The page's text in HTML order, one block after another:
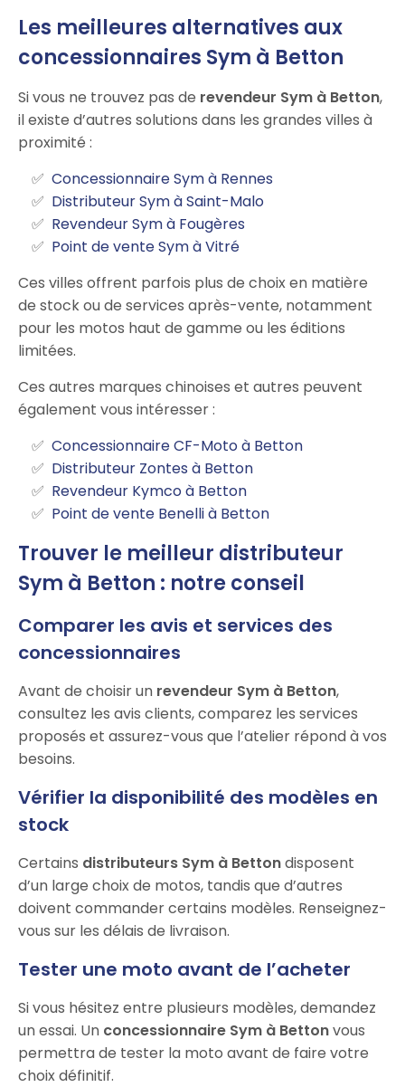
Les meilleures alternatives aux
concessionnaires Sym à Betton
Si vous ne trouvez pas de revendeur Sym à Betton,
il existe d’autres solutions dans les grandes villes à
proximité :
Concessionnaire Sym à Rennes
Distributeur Sym à Saint-Malo
Revendeur Sym à Fougères
Point de vente Sym à Vitré
Ces villes offrent parfois plus de choix en matière
de stock ou de services après-vente, notamment
pour les motos haut de gamme ou les éditions
limitées.
Ces autres marques chinoises et autres peuvent
également vous intéresser :
Concessionnaire CF-Moto à Betton
Distributeur Zontes à Betton
Revendeur Kymco à Betton
Point de vente Benelli à Betton
Trouver le meilleur distributeur
Sym à Betton : notre conseil
Comparer les avis et services des
concessionnaires
Avant de choisir un revendeur Sym à Betton,
consultez les avis clients, comparez les services
proposés et assurez-vous que l’atelier répond à vos
besoins.
Vérifier la disponibilité des modèles en
stock
Certains distributeurs Sym à Bettondisposent
d’un large choix de motos, tandis que d’autres
doivent commander certains modèles. Renseignez-
vous sur les délais de livraison.
Tester une moto avant de l’acheter
Si vous hésitez entre plusieurs modèles, demandez
un essai. Un concessionnaire Sym à Bettonvous
permettra de tester la moto avant de faire votre
choix définitif.